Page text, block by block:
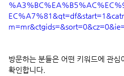
방문하는 분들은 어떤 키워드에 관심
확인합니다.